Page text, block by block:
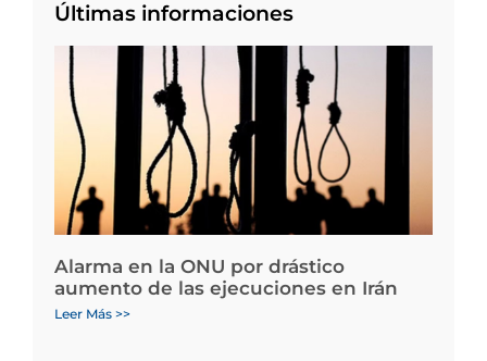
Últimas informaciones
Alarma en la ONU por drástico
aumento de las ejecuciones en Irán
Leer Más >>